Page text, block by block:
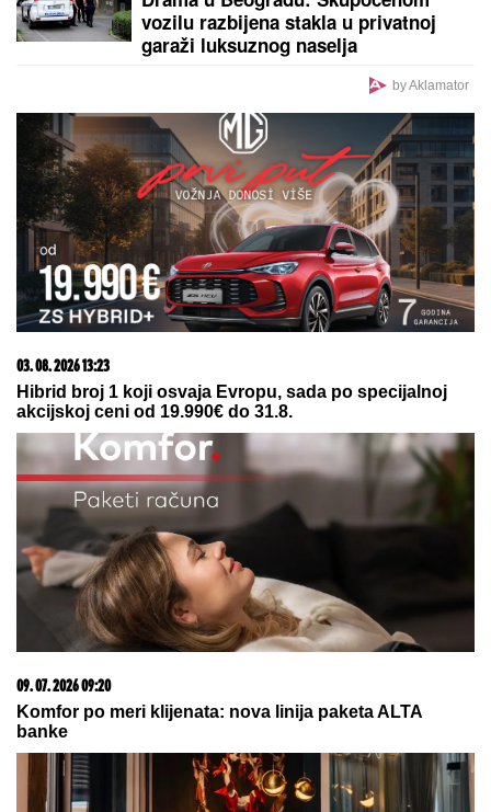
opljačkana u Istanbulu, verovala devojci, a ova je
posle svega blokirala na mrežama
Uroš Stanić OTKRIVA TAJNU
SELIDBU! PRETNJE, TUŽBE OD
200.000 EVRA i USLOVI za povratak
u Elitu 10 ŠOKIRALI JAVNOST
MILICA NAMAMILA PEKARA (73)
ZBOG INTIMNIH ODNOSA, PA GA
ZVERSKI MUČILA DO SMRTI!
Otkrivamo detalje ubistva na
Karaburmi koji LEDE KRV: Izdahnuo
u najgorim mukama dok su ga
osumnjičeni pljačkali
ŠOKANTAN OBRT FATALNE PEVAČICE! Ujeku
slave se udala za sina političara i NESTALA, pobegla
u Berlin, a evo šta danas radi Vesna Pisarović
Lepa Brena pala kao pokošena!
Odjednom se srušila, svi skočili u
FUDBALERU DEMOLIRAN "BENTLI"
vozilu razbijena stakla u privatnoj
garaži luksuznog naselja